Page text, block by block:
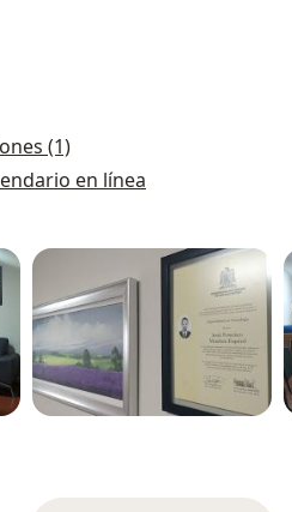
(1)
en línea